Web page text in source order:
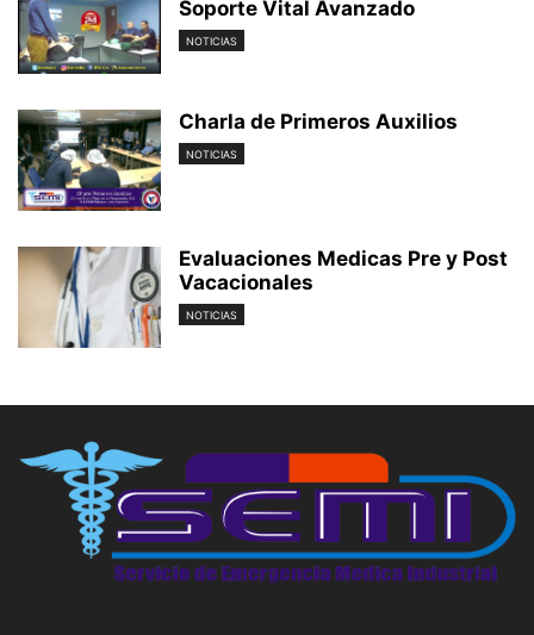
Soporte Vital Avanzado
NOTICIAS
Charla de Primeros Auxilios
NOTICIAS
Evaluaciones Medicas Pre y Post
Vacacionales
NOTICIAS